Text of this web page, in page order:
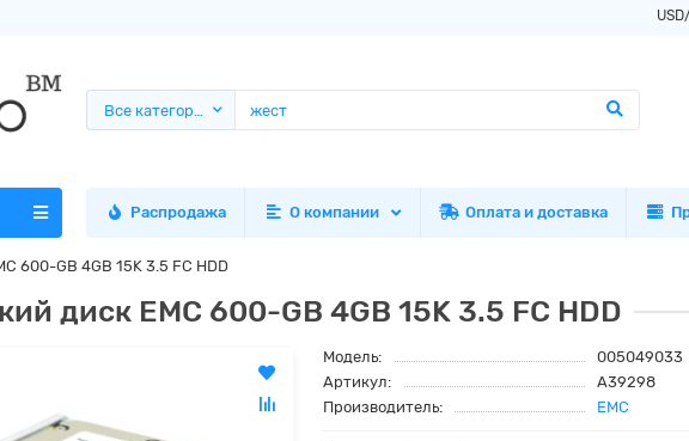
Все категории
Распродажа О компании Оплата и доставка
600-GB 4GB 15K 3.5 FC HDD
диск EMC 600-GB 4GB 15K 3.5 FC HDD
Модель:
005049033
Артикул:
A39298
Производитель:
EMC